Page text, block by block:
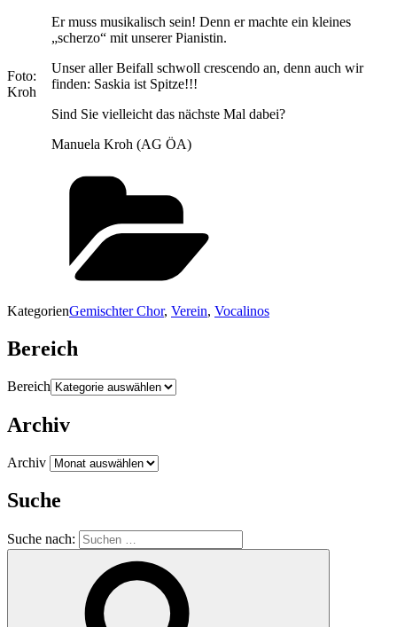
Foto:
Kroh
Er muss musikalisch sein! Denn er machte ein kleines
„scherzo“ mit unserer Pianistin.
Unser aller Beifall schwoll crescendo an, denn auch wir
finden: Saskia ist Spitze!!!
Sind Sie vielleicht das nächste Mal dabei?
Manuela Kroh (AG ÖA)
KategorienGemischter Chor, Verein, Vocalinos
Bereich
Bereich
Archiv
Archiv
Suche
Suche nach: